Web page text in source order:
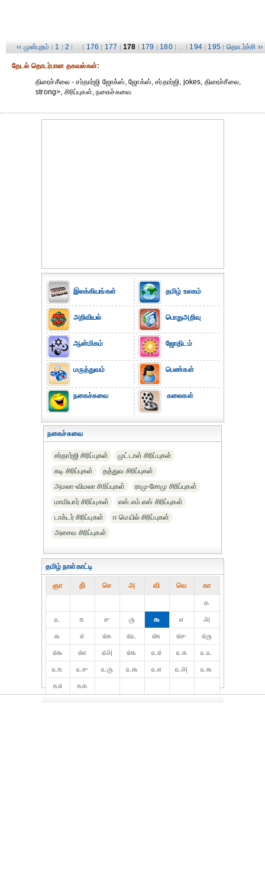
‹‹ முன்புறம் | 1 | 2 | ... | 176 | 177 | 178 | 179 | 180 | ... | 194 | 195 | தொடர்ச்சி ››
தேட‌ல் தொட‌ர்பான தகவ‌ல்க‌ள்:
திரைச்சீலை - சர்தார்ஜி ஜோக்ஸ், ஜோக்ஸ், சர்தார்ஜி, jokes, திரைச்சீலை,
strong>, சிரிப்புகள், நகைச்சுவை
இலக்கியங்கள்
அறிவியல்
ஆன்மிகம்
மருத்துவம்
நகைச்சுவை
தமிழ் உலகம்
பொதுஅறிவு
ஜோதிடம்
பெண்கள்
கலைகள்
நகைச்சுவை
சர்தார்ஜி சிரிப்புகள்
முட்டாள் சிரிப்புகள்
கடி சிரிப்புகள்
தத்துவ சிரிப்புகள்
அமலா-விமலா சிரிப்புகள்
ராமு-சோமு சிரிப்புகள்
மாமியார் சிரிப்புகள்
எஸ்.எம்.எஸ் சிரிப்புகள்
டாக்டர் சிரிப்புகள்
ஈ மெயில் சிரிப்புகள்
அசைவ சிரிப்புகள்
தமிழ் நாள்காட்டி
ஞா தி் செ அ வி வெ கா
௧
௨
௩ ௪ ௫ ௬ ௭
௮
௯
௰ ௰௧ ௰௨ ௰௩ ௰௪
௰௫
௰௬
௰௭ ௰௮ ௰௯ ௨௰ ௨௧
௨௨
௨௩
௨௪ ௨௫ ௨௬ ௨௭ ௨௮
௨௯
௩௰
௩௧